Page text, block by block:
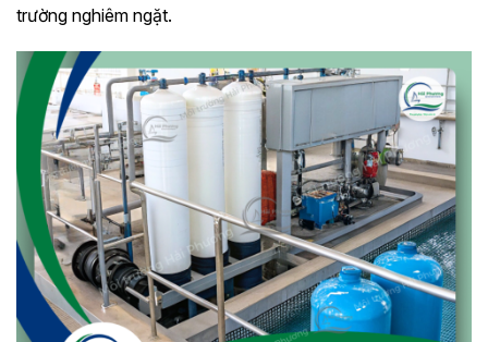
trường nghiêm ngặt.